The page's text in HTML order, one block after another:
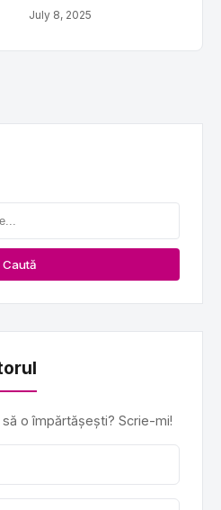
July 8, 2025
Caută
o împărtășești? Scrie-mi!